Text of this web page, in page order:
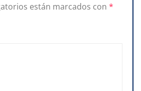
están marcados con *